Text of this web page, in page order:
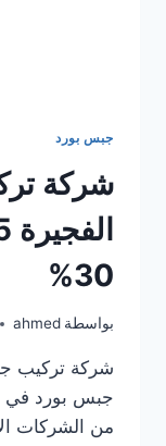
جبس بورد
شركة
30%
بواسطة ahmed
شركة تركيب
من الشركات